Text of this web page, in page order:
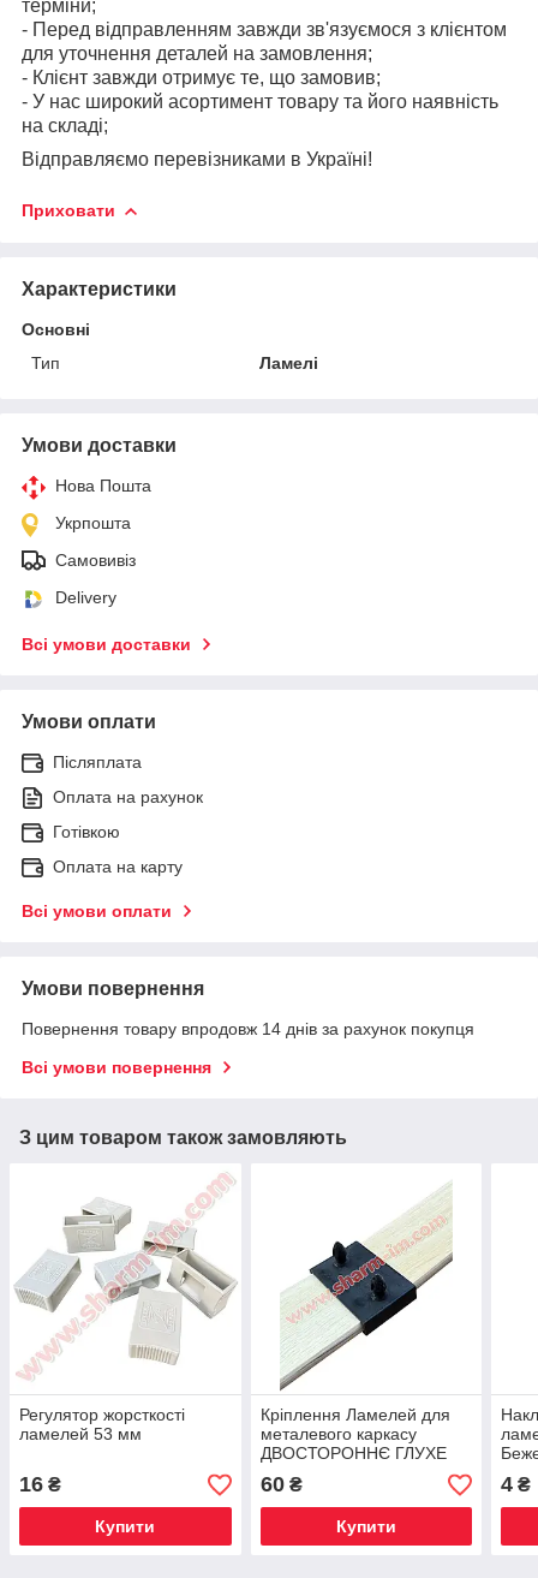
терміни;
- Перед відправленням завжди зв'язуємося з клієнтом
для уточнення деталей на замовлення;
- Клієнт завжди отримує те, що замовив;
- У нас широкий асортимент товару та його наявність
на складі;
Відправляємо перевізниками в Україні!
Приховати
Характеристики
Основні
Тип
Ламелі
Умови доставки
Нова Пошта
Укрпошта
Самовивіз
Delivery
Всі умови доставки
Умови оплати
Післяплата
Оплата на рахунок
Готівкою
Оплата на карту
Всі умови оплати
Умови повернення
Повернення товару впродовж 14 днів за рахунок покупця
Всі умови повернення
З цим товаром також замовляють
Регулятор жорсткості
ламелей 53 мм
16 ₴
Купити
Кріплення Ламелей для
металевого каркасу
ДВОСТОРОННЄ ГЛУХЕ
55х38х9 мм з Шипами
60₴
Купити
4 ₴